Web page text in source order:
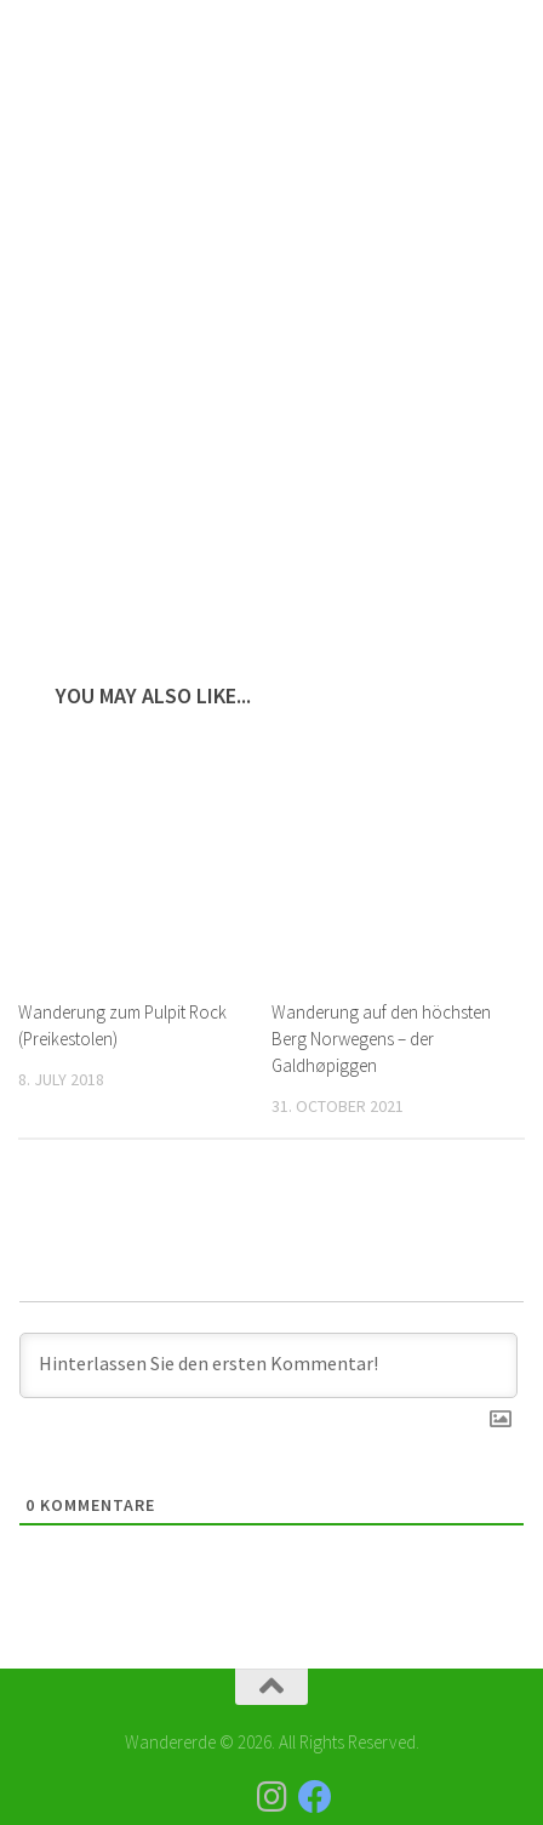
YOU MAY ALSO LIKE...
Wanderung zum Pulpit Rock
(Preikestolen)
8. JULY 2018
Wanderung auf den höchsten
Berg Norwegens – der
Galdhøpiggen
31. OCTOBER 2021
0 KOMMENTARE
Wandererde © 2026. All Rights Reserved.